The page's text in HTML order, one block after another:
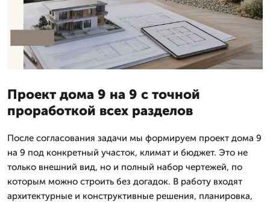
Проект дома 9 на 9 с точной
проработкой всех разделов
После согласования задачи мы формируем проект дома 9
на 9 под конкретный участок, климат и бюджет. Это не
только внешний вид, но и полный набор чертежей, по
которым можно строить без догадок. В работу входят
архитектурные и конструктивные решения, планировка,